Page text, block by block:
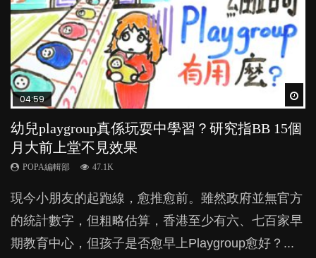
04:59
幼兒playgroup真係玩耍中學習？研究指BB 15個
月大前上堂不見效果
POPA編輯部 47.1K
現今小朋友的起跑線，愈推愈前。雖然政府並無官方
的統計數字，但粗略估算，香港至少有六、七百家早
期教育中心，但孩子是否愈早上Playgroup愈好？...
03:39
幼稚園遊戲課 如何刺激幼兒自發學習取代獎勵
與懲罰？
POPA編輯部 33.1K
由美國學者所創的 tools of the mind 課程，學生以遊
戲方式學習，學術能力和自制能力亦明顯比其他小朋
友優勝，到底這課程有何特別之處？...
03:02
老公患產後憂鬱症對BB的影響
POPA編輯部 15.9K
鬱，影響日常生活，嚴重的甚至會有自殺，或傷害小
朋友的念頭。但為何爸爸患上產後抑鬱往往難以察
覺？...
04:06
全職好？在職好？｜全職媽媽與在職媽媽的壓
力與價值
POPA編輯部 25.8K
許多媽媽心底可能都有一刻掙扎過：究竟全職好，還
是在職好。雖說每個家庭都有自己的獨特狀況和考慮
因素，但原來全職和在職媽媽所養育的子女其實都各
03:41
BB口腔期乜都放入口，父母該制止還是放手？
POPA編輯部 25.5K
成吮手指的習慣，大個就很難戒，但原來一刀切阻止
他們放東西入口，隨時會影響孩子的身心發展？...